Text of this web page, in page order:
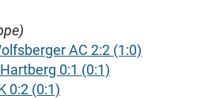
AC 2:2 (1:0)
0:1 (0:1)
0:2 (0:1)